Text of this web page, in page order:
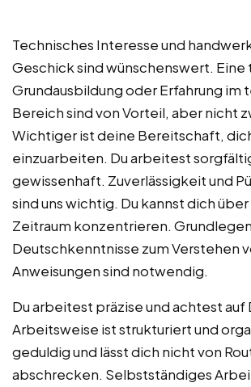
Technisches Interesse und
Geschick sind wünschenswert. Eine
Grundausbildung oder Erfahrung im
Bereich sind von Vorteil, aber nicht
Wichtiger ist deine Bereitschaft,
einzuarbeiten. Du arbeitest
gewissenhaft. Zuverlässigkeit und
sind uns wichtig. Du kannst dich
Zeitraum konzentrieren.
Deutschkenntnisse zum Verstehen
Anweisungen sind notwendig.
Du arbeitest präzise und achtest auf
Arbeitsweise ist strukturiert und
geduldig und lässt dich nicht von
abschrecken. Selbstständiges